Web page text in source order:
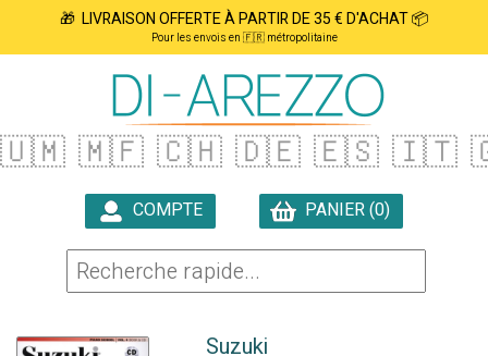
🎁 LIVRAISON OFFERTE À PARTIR DE 35 € D'ACHAT 📦
Pour les envois en 🇫🇷 métropolitaine
🇺🇲 🇲🇫 🇨🇭 🇩🇪 🇪🇸 🇮🇹
COMPTE
PANIER (0)
Suzuki